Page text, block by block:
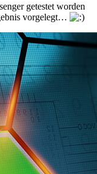
getestet worden
vorgelegt…